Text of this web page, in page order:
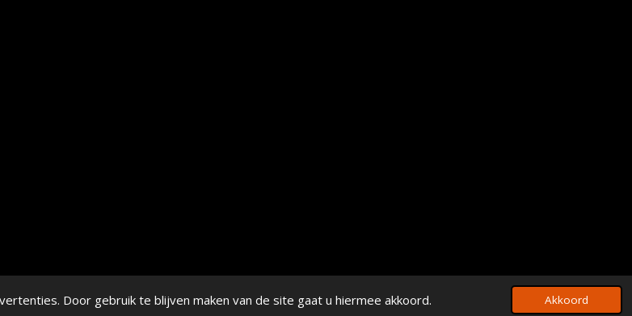
Door gebruik te blijven maken van de site gaat u hiermee akkoord. Akkoord